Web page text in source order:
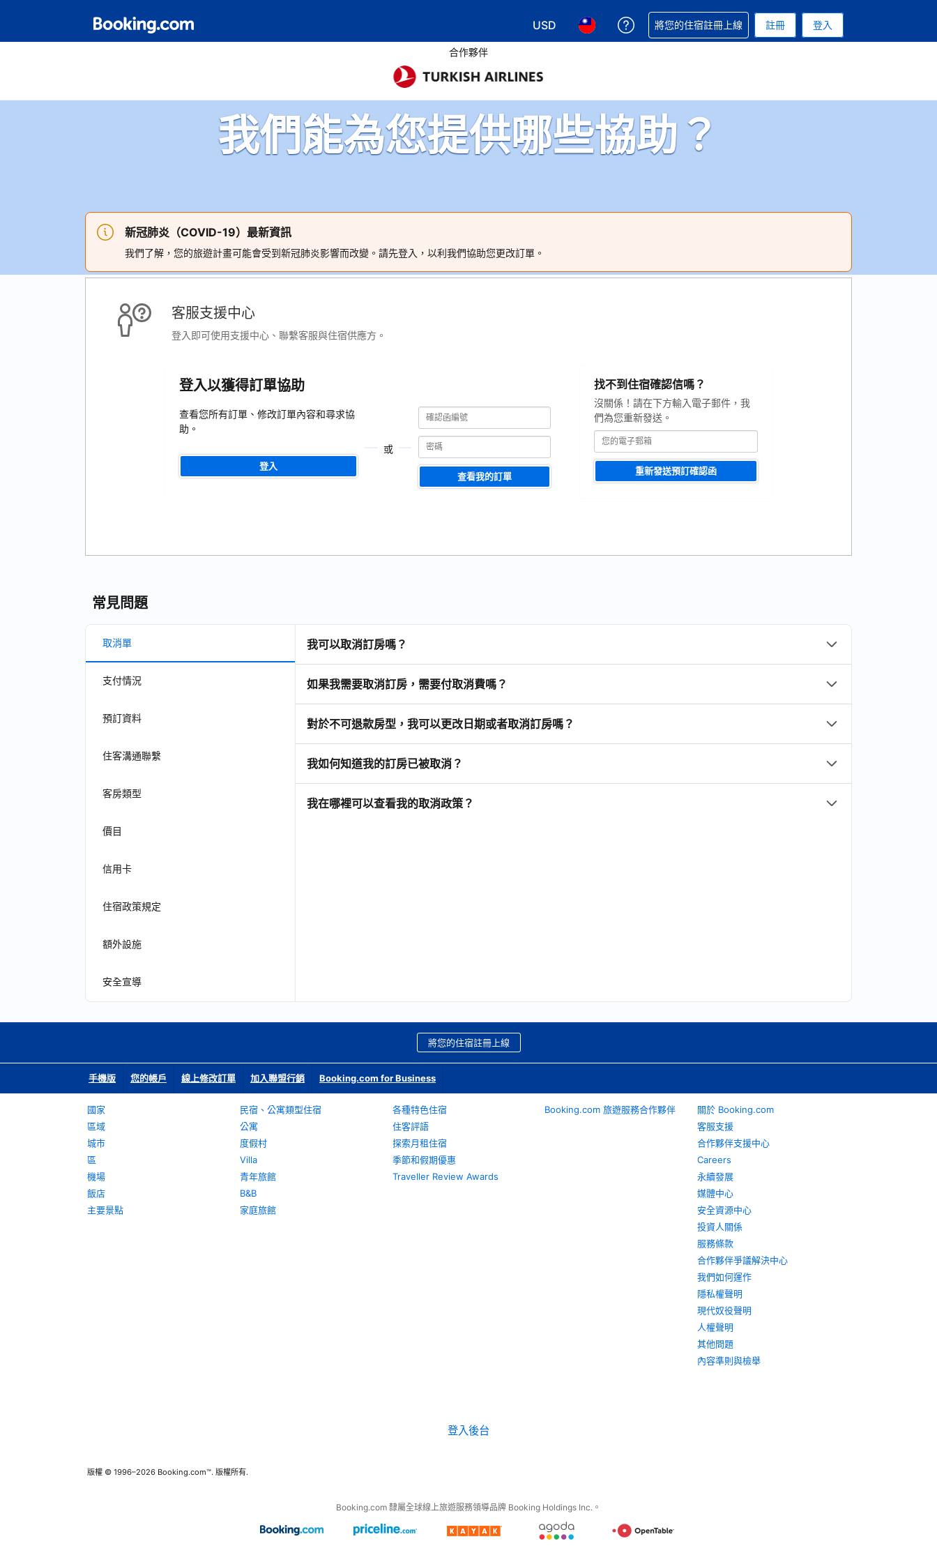
USD
選擇您使用的幣別. 您現在所使用的幣別為美元
選擇您使用的語言. 您目前所選的語言是繁體中文
取得訂單相關協助
將您的住宿註冊上線 註冊 登入
合作夥伴
我們能為您提供哪些協助？
新冠肺炎（COVID-19）最新資訊
我們了解，您的旅遊計畫可能會受到新冠肺炎影響而改變。請先登入，以利我們協助您更改訂單。
客服支援中心
登入即可使用支援中心、聯繫客服與住宿供應方。
登入以獲得訂單協助
查看您所有訂單、修改訂單內容和尋求協
助。
登入
或
認
函
編
號
確
函
編
查看我的訂單
找不到住宿確認信嗎？
沒關係！請在下方輸入電子郵件，我
們為您重新發送。
重新發送預訂確認函
常見問題
取消單
支付情況
預訂資料
住客溝通聯繫
客房類型
價目
信用卡
住宿政策規定
額外設施
安全宣導
我可以取消訂房嗎？
如果我需要取消訂房，需要付取消費嗎？
對於不可退款房型，我可以更改日期或者取消訂房嗎？
我如何知道我的訂房已被取消？
我在哪裡可以查看我的取消政策？
將您的住宿註冊上線
手機版 您的帳戶 線上修改訂單 加入聯盟行銷 Booking.com for Business
國家
區域
城市
區
機場
飯店
主要景點
民宿、公寓類型住宿
公寓
度假村
Villa
青年旅館
B&B
家庭旅館
各種特色住宿
住客評語
探索月租住宿
季節和假期優惠
Traveller Review Awards
Booking.com 旅遊服務合作夥伴
關於 Booking.com
客服支援
合作夥伴支援中心
Careers
永續發展
媒體中心
安全資源中心
投資人關係
服務條款
合作夥伴爭議解決中心
我們如何運作
隱私權聲明
現代奴役聲明
人權聲明
其他問題
內容準則與檢舉
登入後台
版權 © 1996–2026 Booking.com™. 版權所有.
Booking.com 隸屬全球線上旅遊服務領導品牌 Booking Holdings Inc.。